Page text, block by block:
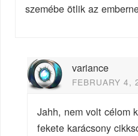
szemébe ötlik az
variance
FEBRUARY 4,
Jahh, nem volt célom
fekete karácsony